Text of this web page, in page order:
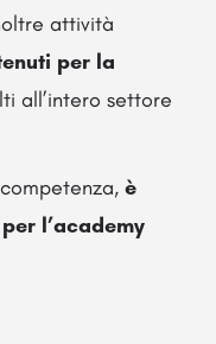
attività
per la
all’intero settore
è
l’academy